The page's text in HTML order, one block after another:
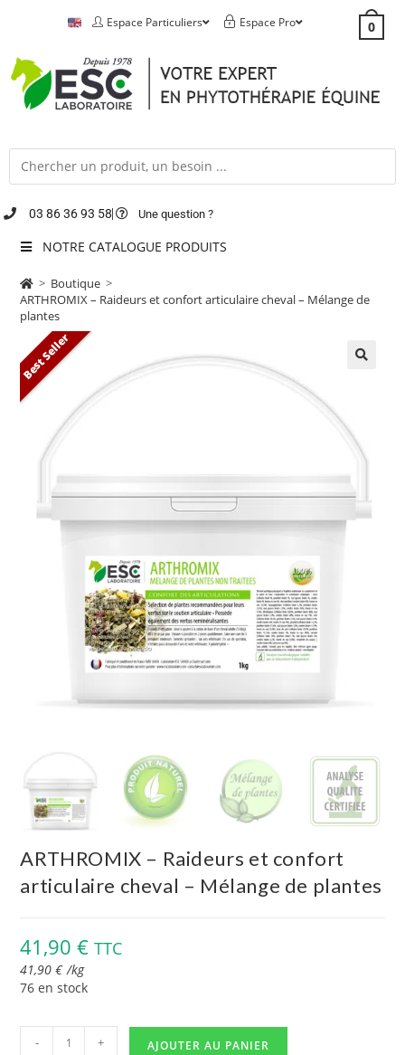
Espace Particuliers Espace Pro 0
03 86 36 93 58 Une question ?
NOTRE CATALOGUE PRODUITS
> Boutique >
ARTHROMIX – Raideurs et confort articulaire cheval – Mélange de
plantes
Best Seller
ARTHROMIX – Raideurs et confort
articulaire cheval – Mélange de plantes
41,90€ TTC
41,90€ /kg
76 en stock
- + AJOUTER AU PANIER